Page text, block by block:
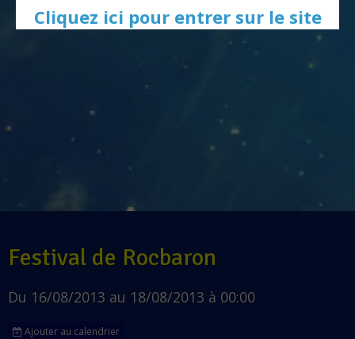
Festival de Rocbaron
Du 16/08/2013 au 18/08/2013 à 00:00
Ajouter au calendrier
Cliquez ici pour entrer sur le site